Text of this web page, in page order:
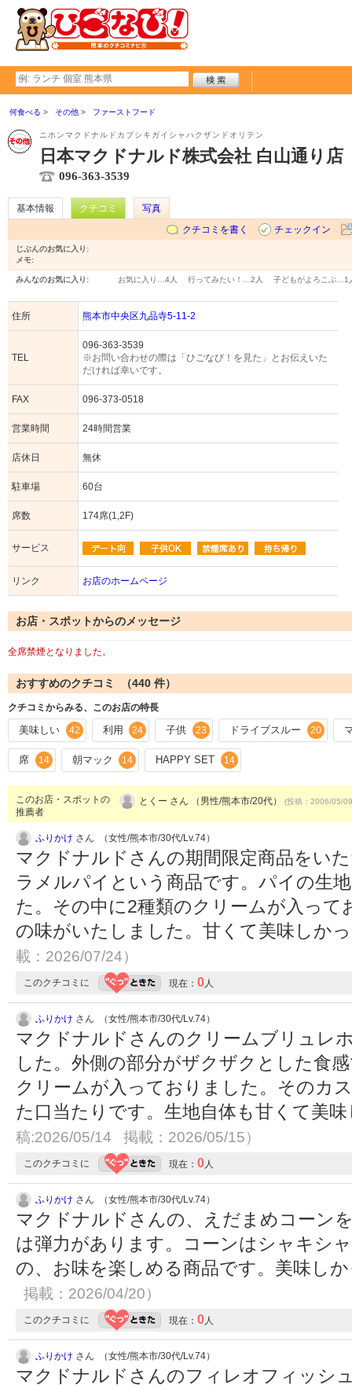
何食べる その他 ファーストフード
ニホンマクドナルドカブシキガイシャハクザンドオリテン
日本マクドナルド株式会社 白山通り店
096-363-3539
基本情報 クチコミ
写真
クチコミを書く
チェックイン
じぶんのお気に入り:
メモ:
みんなのお気に入り: お気に入り… 4人 行ってみたい！… 2人 子どもがよろこぶ… 1
住所 熊本市中央区九品寺5-11-2
TEL
096-363-3539
※お問い合わせの際は「ひごなび！を見た」とお伝えいた
だければ幸いです。
FAX 096-373-0518
営業時間 24時間営業
店休日 無休
駐車場 60台
席数 174席(1,2F)
サービス
リンク お店のホームページ
お店・スポットからのメッセージ
全席禁煙となりました。
おすすめのクチコミ （440 件）
クチコミからみる、このお店の特長
美味しい 42 利用 24 子供 23 ドライブスルー 20
席 14 朝マック 14 HAPPY SET 14
このお店・スポットの
推薦者
とくー さん （男性/熊本市/20代） (投稿：2006/05/
ふりかけ さん （女性/熊本市/30代/Lv.74）
マクドナルドさんの期間限定商品をい
ラメルパイという商品です。パイの生
た。その中に2種類のクリームが入っ
の味がいたしました。甘くて美味しか
載：2026/07/24）
このクチコミに 現在： 0人
ふりかけ さん （女性/熊本市/30代/Lv.74）
マクドナルドさんのクリームブリュレ
した。外側の部分がザクザクとした食
クリームが入っておりました。そのカ
た口当たりです。生地自体も甘くて美
稿:2026/05/14 掲載：2026/05/15）
このクチコミに 現在： 0人
ふりかけ さん （女性/熊本市/30代/Lv.74）
マクドナルドさんの、えだまめコーン
は弾力があります。コーンはシャキシ
の、お味を楽しめる商品です。美味し
掲載：2026/04/20）
このクチコミに 現在： 0人
ふりかけ さん （女性/熊本市/30代/Lv.74）
マクドナルドさんのフィレオフィッシ